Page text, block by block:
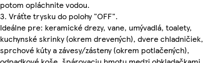
potom opláchnite vodou.
3. Vráťte trysku do polohy "OFF".
Ideálne pre: keramické drezy, vane, umývadlá, toalety,
kuchynské skrinky (okrem drevených), dvere chladničiek,
sprchové kúty a závesy/zásteny (okrem potlačených),